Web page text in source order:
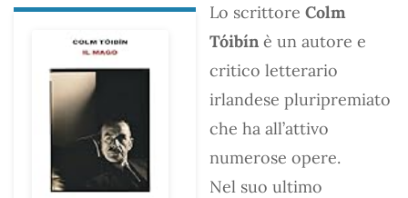
Lo scrittore Colm
Tóibín è un autore e
critico letterario
irlandese pluripremiato
che ha all’attivo
numerose opere.
Nel suo ultimo